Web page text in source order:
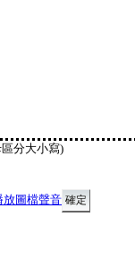
分大小寫)
放圖檔聲音